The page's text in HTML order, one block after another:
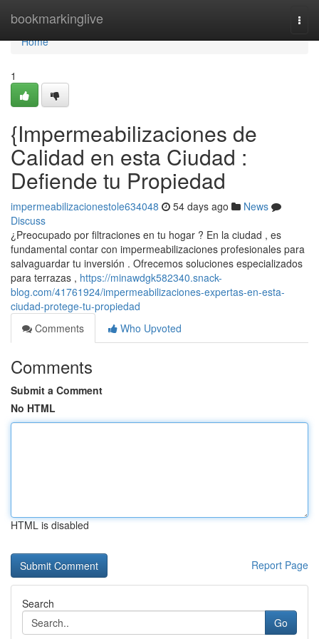
bookmarkinglive
Home
Home
1
{Impermeabilizaciones de
Calidad en esta Ciudad :
Defiende tu Propiedad
impermeabilizacionestole634048 54 days ago
News
Discuss
¿Preocupado por filtraciones en tu hogar ? En la ciudad , es
fundamental contar con impermeabilizaciones profesionales para
salvaguardar tu inversión . Ofrecemos soluciones especializados
para terrazas , https://minawdgk582340.snack-
blog.com/41761924/impermeabilizaciones-expertas-en-esta-
ciudad-protege-tu-propiedad
Comments
Who Upvoted
Comments
Submit a Comment
No HTML
HTML is disabled
Report Page
Search
Go